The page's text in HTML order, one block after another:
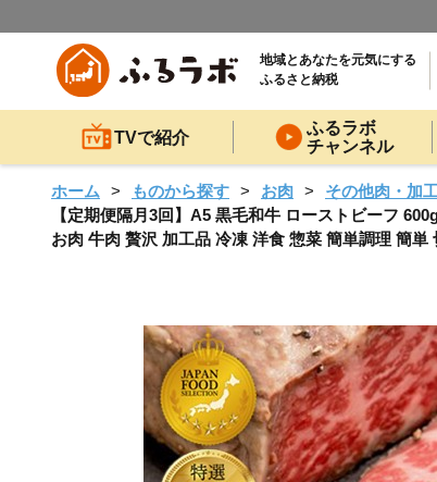
地域とあなたを元気にする
ふるさと納税
TVで紹介
ふるラボ
チャンネル
ホーム ものから探す お肉
その他肉・加
【定期便隔月3回】A5 黒毛和牛 ローストビーフ
お肉 牛肉 贅沢 加工品 冷凍 洋食 惣菜 簡単調理 簡